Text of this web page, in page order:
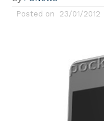
Posted on 23/01/2012